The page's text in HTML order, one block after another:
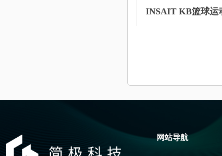
INSAIT KB篮球运
网站导航